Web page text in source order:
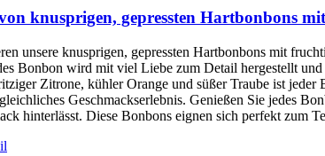
knusprigen, gepressten Hartbonbons
unsere knusprigen, gepressten Hartbonbons mit
Bonbon wird mit viel Liebe zum Detail hergestellt
Zitrone, kühler Orange und süßer Traube ist
Geschmackserlebnis. Genießen Sie jedes
hinterlässt. Diese Bonbons eignen sich perfekt zum